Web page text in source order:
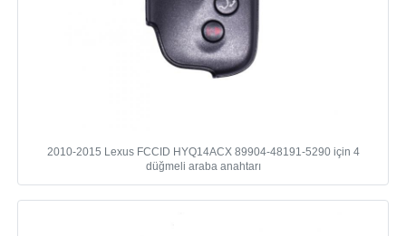
KEYDIY Akıllı Anahtar
2010-2015 Lexus FCCID HYQ14ACX 89904-48191-5290 için 4
düğmeli araba anahtarı